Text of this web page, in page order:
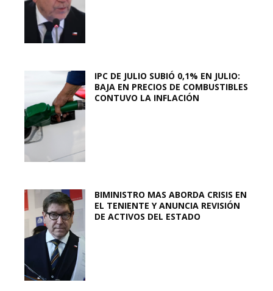
IPC DE JULIO SUBIÓ 0,1% EN JULIO:
BAJA EN PRECIOS DE COMBUSTIBLES
CONTUVO LA INFLACIÓN
BIMINISTRO MAS ABORDA CRISIS EN
EL TENIENTE Y ANUNCIA REVISIÓN
DE ACTIVOS DEL ESTADO